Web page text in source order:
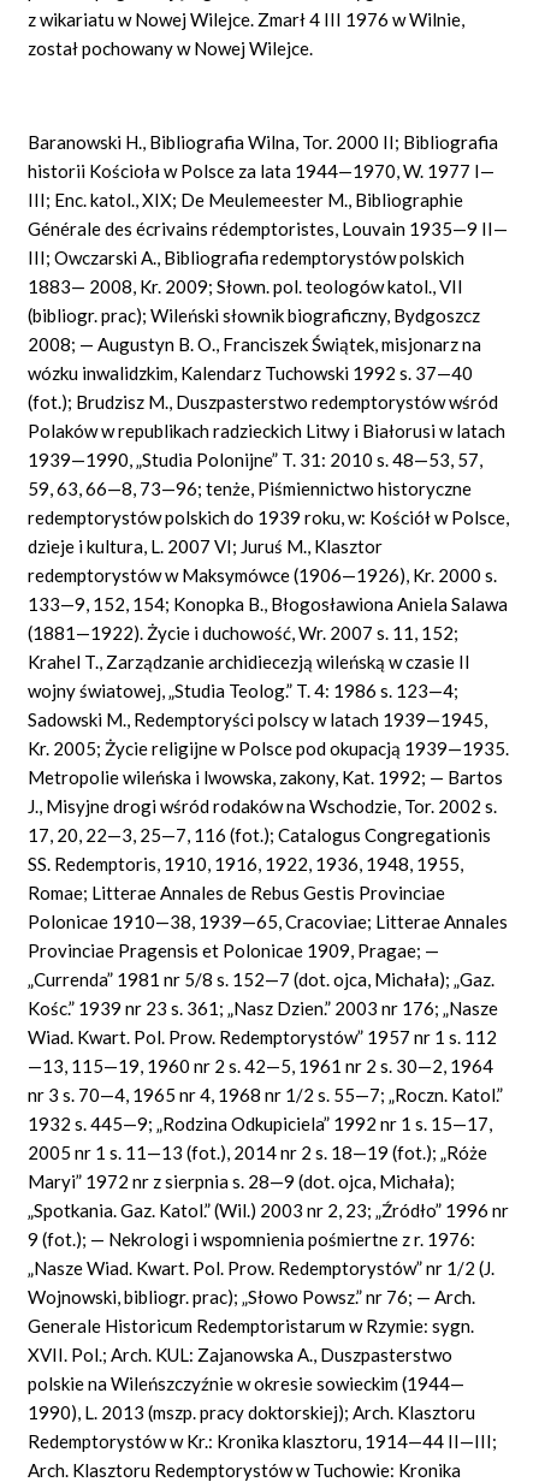
z wikariatu w Nowej Wilejce. Zmarł 4 III 1976 w Wilnie,
został pochowany w Nowej Wilejce.
Baranowski H., Bibliografia Wilna, Tor. 2000 II; Bibliografia
historii Kościoła w Polsce za lata 1944—1970, W. 1977 I—
III; Enc. katol., XIX; De Meulemeester M., Bibliographie
Générale des écrivains rédemptoristes, Louvain 1935—9 II—
III; Owczarski A., Bibliografia redemptorystów polskich
1883— 2008, Kr. 2009; Słown. pol. teologów katol., VII
(bibliogr. prac); Wileński słownik biograficzny, Bydgoszcz
2008; — Augustyn B. O., Franciszek Świątek, misjonarz na
wózku inwalidzkim, Kalendarz Tuchowski 1992 s. 37—40
(fot.); Brudzisz M., Duszpasterstwo redemptorystów wśród
Polaków w republikach radzieckich Litwy i Białorusi w latach
1939—1990, „Studia Polonijne” T. 31: 2010 s. 48—53, 57,
59, 63, 66—8, 73—96; tenże, Piśmiennictwo historyczne
redemptorystów polskich do 1939 roku, w: Kościół w Polsce,
dzieje i kultura, L. 2007 VI; Juruś M., Klasztor
redemptorystów w Maksymówce (1906—1926), Kr. 2000 s.
133—9, 152, 154; Konopka B., Błogosławiona Aniela Salawa
(1881—1922). Życie i duchowość, Wr. 2007 s. 11, 152;
Krahel T., Zarządzanie archidiecezją wileńską w czasie II
wojny światowej, „Studia Teolog.” T. 4: 1986 s. 123—4;
Sadowski M., Redemptoryści polscy w latach 1939—1945,
Kr. 2005; Życie religijne w Polsce pod okupacją 1939—1935.
Metropolie wileńska i lwowska, zakony, Kat. 1992; — Bartos
J., Misyjne drogi wśród rodaków na Wschodzie, Tor. 2002 s.
17, 20, 22—3, 25—7, 116 (fot.); Catalogus Congregationis
SS. Redemptoris, 1910, 1916, 1922, 1936, 1948, 1955,
Romae; Litterae Annales de Rebus Gestis Provinciae
Polonicae 1910—38, 1939—65, Cracoviae; Litterae Annales
Provinciae Pragensis et Polonicae 1909, Pragae; —
„Currenda” 1981 nr 5/8 s. 152—7 (dot. ojca, Michała); „Gaz.
Kośc.” 1939 nr 23 s. 361; „Nasz Dzien.” 2003 nr 176; „Nasze
Wiad. Kwart. Pol. Prow. Redemptorystów” 1957 nr 1 s. 112
—13, 115—19, 1960 nr 2 s. 42—5, 1961 nr 2 s. 30—2, 1964
nr 3 s. 70—4, 1965 nr 4, 1968 nr 1/2 s. 55—7; „Roczn. Katol.”
1932 s. 445—9; „Rodzina Odkupiciela” 1992 nr 1 s. 15—17,
2005 nr 1 s. 11—13 (fot.), 2014 nr 2 s. 18—19 (fot.); „Róże
Maryi” 1972 nr z sierpnia s. 28—9 (dot. ojca, Michała);
„Spotkania. Gaz. Katol.” (Wil.) 2003 nr 2, 23; „Źródło” 1996 nr
9 (fot.); — Nekrologi i wspomnienia pośmiertne z r. 1976:
„Nasze Wiad. Kwart. Pol. Prow. Redemptorystów” nr 1/2 (J.
Wojnowski, bibliogr. prac); „Słowo Powsz.” nr 76; — Arch.
Generale Historicum Redemptoristarum w Rzymie: sygn.
XVII. Pol.; Arch. KUL: Zajanowska A., Duszpasterstwo
polskie na Wileńszczyźnie w okresie sowieckim (1944—
1990), L. 2013 (mszp. pracy doktorskiej); Arch. Klasztoru
Redemptorystów w Kr.: Kronika klasztoru, 1914—44 II—III;
Arch. Klasztoru Redemptorystów w Tuchowie: Kronika